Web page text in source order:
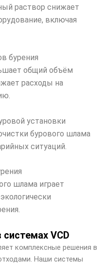
раствор снижает
включая
бурения
общий объём
расходы на
установки
бурового шлама
ситуаций.
шлама играет
VCD
комплексные решения в
Наши системы